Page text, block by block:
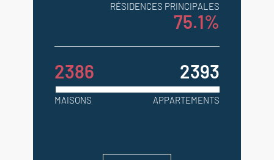
RÉSIDENCES PRINCIPALES
75.1%
2386 2393
MAISONS APPARTEMENTS